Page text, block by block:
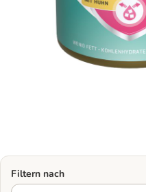
Filtern nach